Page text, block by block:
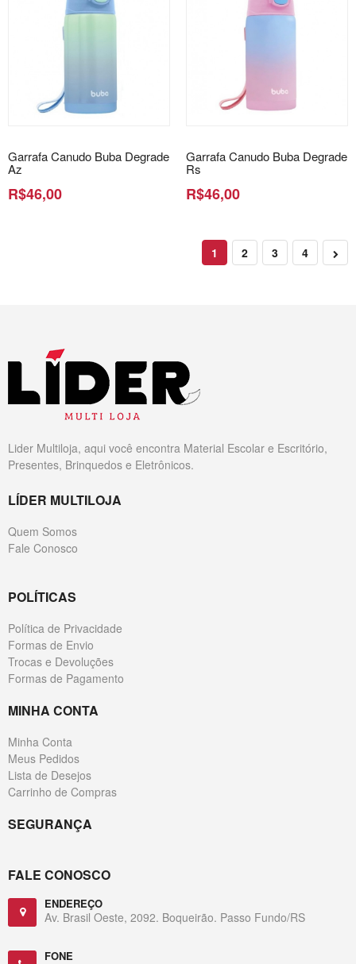
Garrafa Canudo Buba Degrade
Az
R$46,00
Garrafa Canudo Buba Degrade
Rs
R$46,00
1 2 3 4
Lider Multiloja, aqui você encontra Material Escolar e Escritório,
Presentes, Brinquedos e Eletrônicos.
LÍDER MULTILOJA
Quem Somos
Fale Conosco
POLÍTICAS
Política de Privacidade
Formas de Envio
Trocas e Devoluções
Formas de Pagamento
MINHA CONTA
Minha Conta
Meus Pedidos
Lista de Desejos
Carrinho de Compras
SEGURANÇA
FALE CONOSCO
ENDEREÇO
Av. Brasil Oeste, 2092. Boqueirão. Passo Fundo/RS
FONE